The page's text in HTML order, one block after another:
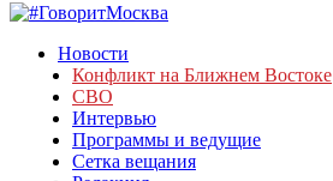
Новости
Конфликт на Ближнем Востоке
СВО
Интервью
Программы и ведущие
Сетка вещания